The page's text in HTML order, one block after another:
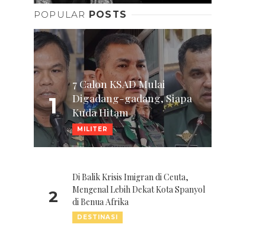
POPULAR POSTS
1
7 Calon KSAD Mulai
Digadang-gadang, Siapa
Kuda Hitam
MILITER
2
Di Balik Krisis Imigran di Ceuta,
Mengenal Lebih Dekat Kota Spanyol
di Benua Afrika
DESTINASI